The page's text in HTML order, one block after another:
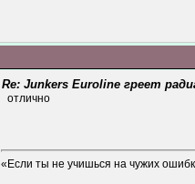
Re: Junkers Euroline греет
отлично
«Если ты не учишься на чужих